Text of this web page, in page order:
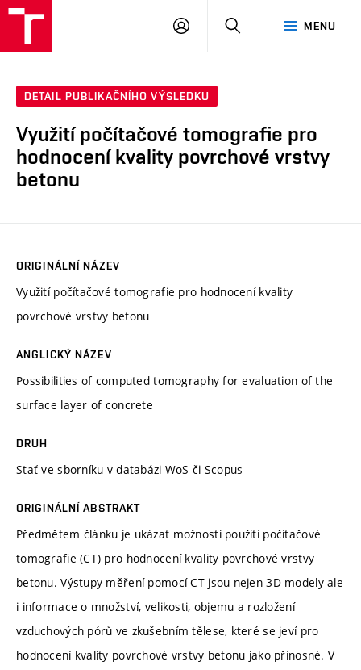
MENU
PŘIHLÁSIT
DETAIL PUBLIKAČNÍHO VÝSLEDKU
Využití počítačové tomografie pro
hodnocení kvality povrchové vrstvy
betonu
ORIGINÁLNÍ NÁZEV
Využití počítačové tomografie pro hodnocení kvality
povrchové vrstvy betonu
ANGLICKÝ NÁZEV
Possibilities of computed tomography for evaluation of the
surface layer of concrete
DRUH
Stať ve sborníku v databázi WoS či Scopus
ORIGINÁLNÍ ABSTRAKT
Předmětem článku je ukázat možnosti použití počítačové
tomografie (CT) pro hodnocení kvality povrchové vrstvy
betonu. Výstupy měření pomocí CT jsou nejen 3D modely ale
i informace o množství, velikosti, objemu a rozložení
vzduchových pórů ve zkušebním tělese, které se jeví pro
hodnocení kvality povrchové vrstvy betonu jako přínosné. V